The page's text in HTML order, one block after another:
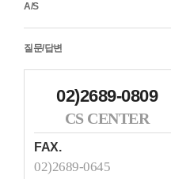
A/S
질문/답변
02)2689-0809
CS CENTER
FAX.
02)2689-0645